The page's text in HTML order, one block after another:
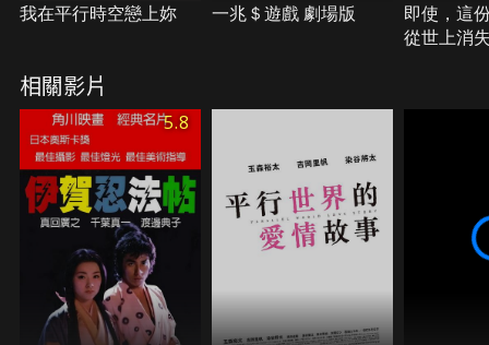
我在平行時空戀上妳 一兆＄遊戲 劇場版
即使，這
從世上消
相關影片
5.8